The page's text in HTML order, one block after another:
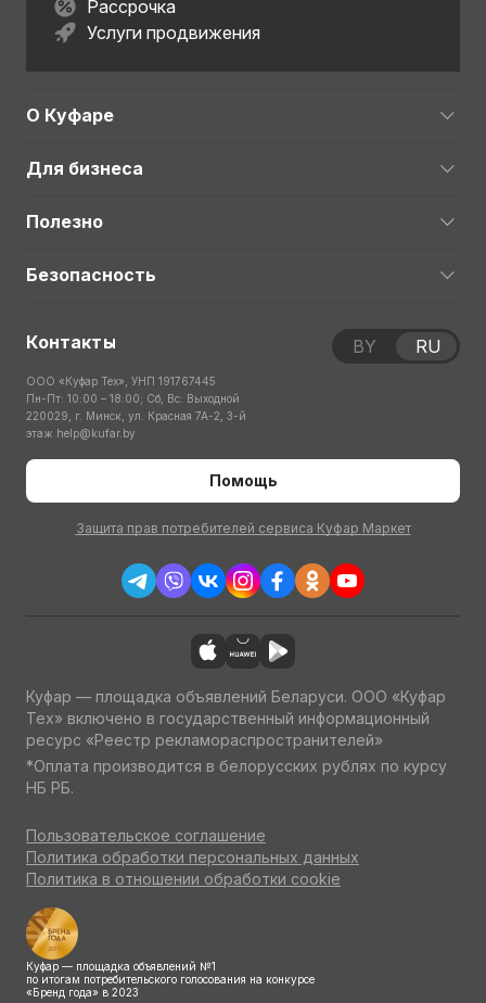
Рассрочка
Услуги продвижения
О Куфаре
Для бизнеса
Полезно
Безопасность
Контакты
ООО «Куфар Тех», УНП 191767445
Пн-Пт: 10:00 – 18:00; Сб, Вс: Выходной
220029, г. Минск, ул. Красная 7А-2, 3-й
этаж help@kufar.by
Помощь
Защита прав потребителей сервиса Куфар Маркет
BY RU
Куфар — площадка объявлений Беларуси. ООО «Куфар
Тех» включено в государственный информационный
ресурс «Реестр рекламораспространителей»
*Оплата производится в белорусских рублях по курсу
НБ РБ.
Пользовательское соглашение
Политика обработки персональных данных
Политика в отношении обработки cookie
Куфар — площадка объявлений №1
по итогам потребительского голосования на конкурсе
«Бренд года» в 2023